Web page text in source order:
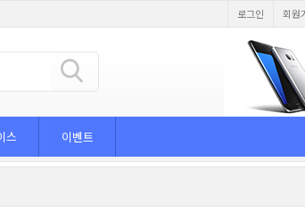
로그인 회원
스 이벤트